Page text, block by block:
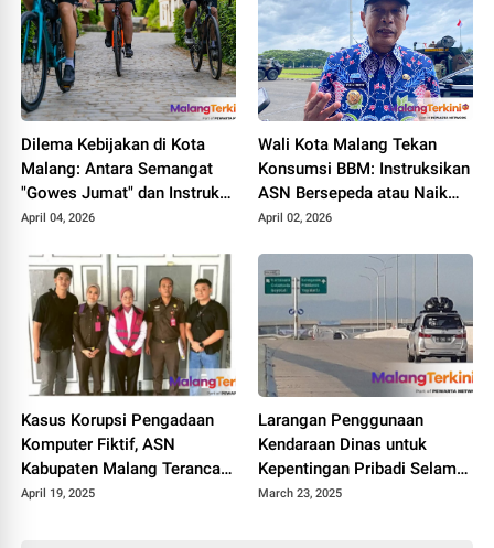
Dilema Kebijakan di Kota
Malang: Antara Semangat
"Gowes Jumat" dan Instruksi
WFH Pusat
April 04, 2026
Wali Kota Malang Tekan
Konsumsi BBM: Instruksikan
ASN Bersepeda atau Naik
Angkot Setiap Jumat
April 02, 2026
Kasus Korupsi Pengadaan
Komputer Fiktif, ASN
Kabupaten Malang Terancam
Dipecat
April 19, 2025
Larangan Penggunaan
Kendaraan Dinas untuk
Kepentingan Pribadi Selama
Libur Lebaran di Kota Batu
March 23, 2025